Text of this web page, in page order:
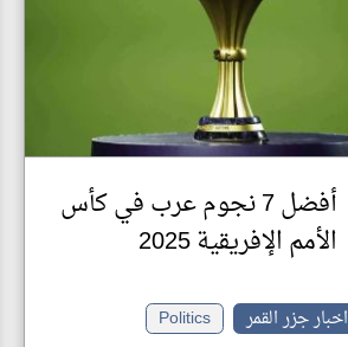
أفضل 7 نجوم عرب في كأس
الأمم الإفريقية 2025
اخبار جزر القمر
Politics